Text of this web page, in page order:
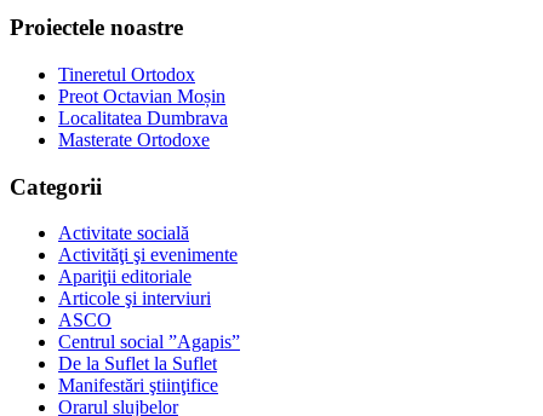
Proiectele noastre
Tineretul Ortodox
Preot Octavian Moșin
Localitatea Dumbrava
Masterate Ortodoxe
Categorii
Activitate socială
Activităţi şi evenimente
Apariţii editoriale
Articole şi interviuri
ASCO
Centrul social ”Agapis”
De la Suflet la Suflet
Manifestări ştiinţifice
Orarul slujbelor